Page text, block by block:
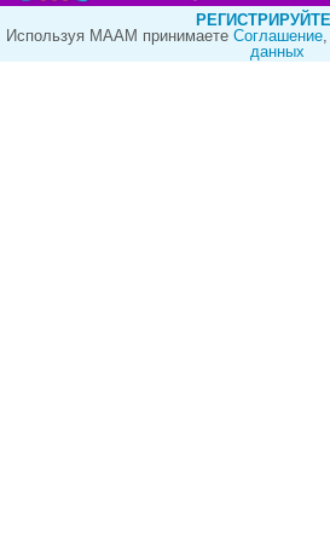
Используя МААМ принимаете Cоглашение,
данных